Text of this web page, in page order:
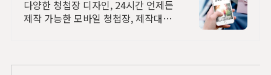
다양한 청첩장 디자인, 24시간 언제든
제작 가능한 모바일 청첩장, 제작대행